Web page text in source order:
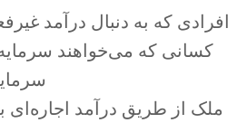
– افرادی که به دنبال درآمد
– کسانی که می‌خواهند
–
ملک از طریق درآمد